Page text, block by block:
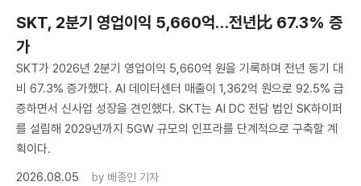
SKT, 2분기 영업이익 5,660억…전년比 67.3% 증
가
SKT가 2026년 2분기 영업이익 5,660억 원을 기록하며 전년 동기 대
비 67.3% 증가했다. AI 데이터센터 매출이 1,362억 원으로 92.5% 급
증하면서 신사업 성장을 견인했다. SKT는 AI DC 전담 법인 SK하이퍼
를 설립해 2029년까지 5GW 규모의 인프라를 단계적으로 구축할 계
획이다.
2026.08.05
by 배종인 기자